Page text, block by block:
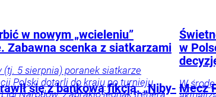
w nowym „wcieleniu”
Zabawna scenka z siatkarzami
(tj. 5 sierpnia) poranek siatkarze
Polski dotarli do kraju po turnieju
Narodów. Zabrakło jednak trenera
w
W
się z bankową fikcją. „Niby- Mecz